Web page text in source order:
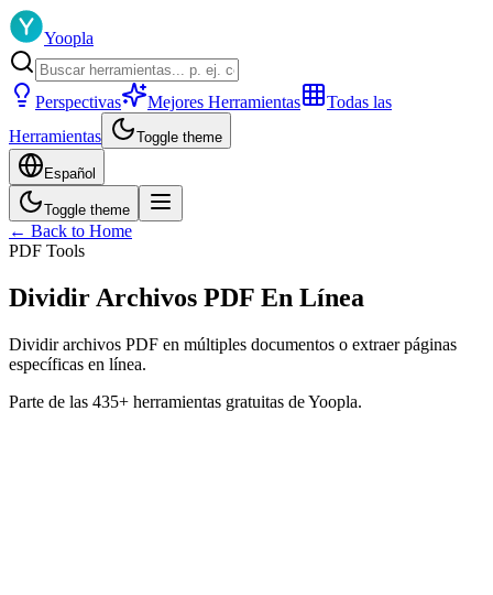
Yoopla
Perspectivas Mejores Herramientas
Todas las
Herramientas
Toggle theme
Español
Toggle theme
← Back to Home
PDF Tools
Dividir Archivos PDF En Línea
Dividir archivos PDF en múltiples documentos o extraer páginas
específicas en línea.
Parte de las 435+ herramientas gratuitas de Yoopla.